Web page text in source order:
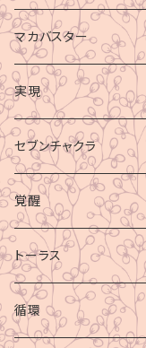
マカバスター
実現
セブンチャクラ
覚醒
トーラス
循環